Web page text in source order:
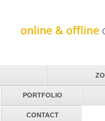
online & offline
PORTFOLIO
CONTACT